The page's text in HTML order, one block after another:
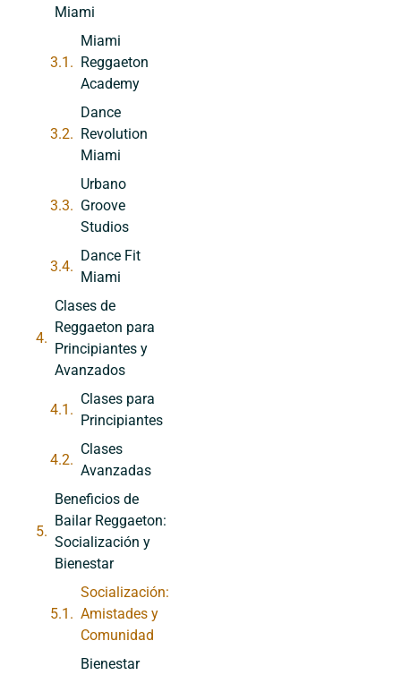
Miami
Miami
Reggaeton
Academy
Dance
Revolution
Miami
Urbano
Groove
Studios
Dance Fit
Miami
Clases de
Reggaeton para
Principiantes y
Avanzados
Clases para
Principiantes
Clases
Avanzadas
Beneficios de
Bailar Reggaeton:
Socialización y
Bienestar
Socialización:
Amistades y
Comunidad
Bienestar